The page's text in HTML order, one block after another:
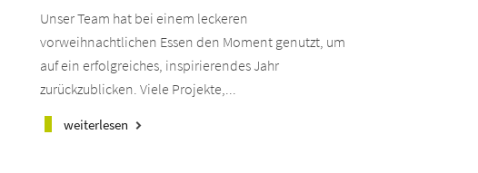
Unser Team hat bei einem leckeren
vorweihnachtlichen Essen den Moment genutzt, um
auf ein erfolgreiches, inspirierendes Jahr
zurückzublicken. Viele Projekte,...
weiterlesen keyboard_arrow_right